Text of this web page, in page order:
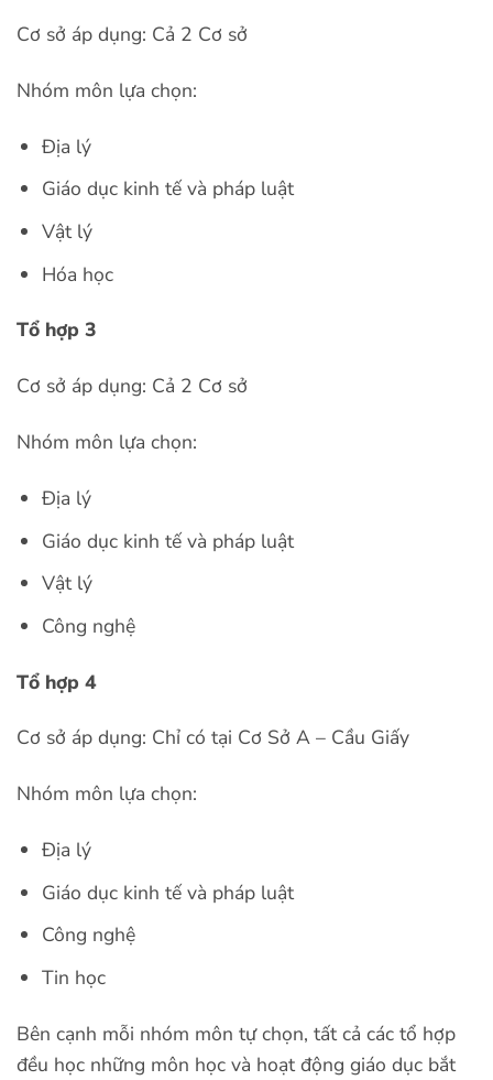
Cơ sở áp dụng: Cả 2 Cơ sở
Nhóm môn lựa chọn:
Địa lý
Giáo dục kinh tế và pháp luật
Vật lý
Hóa học
Tổ hợp 3
Cơ sở áp dụng: Cả 2 Cơ sở
Nhóm môn lựa chọn:
Địa lý
Giáo dục kinh tế và pháp luật
Vật lý
Công nghệ
Tổ hợp 4
Cơ sở áp dụng: Chỉ có tại Cơ Sở A – Cầu Giấy
Nhóm môn lựa chọn:
Địa lý
Giáo dục kinh tế và pháp luật
Công nghệ
Tin học
Bên cạnh mỗi nhóm môn tự chọn, tất cả các tổ hợp
đều học những môn học và hoạt động giáo dục bắt